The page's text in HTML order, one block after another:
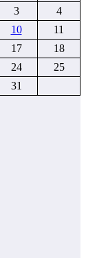
3
4
10
11
17
18
24
25
31